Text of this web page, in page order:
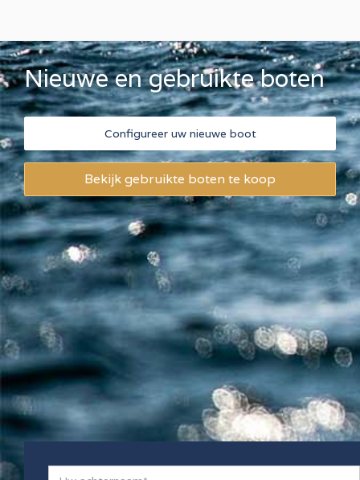
Nieuwe en gebruikte boten
Configureer uw nieuwe boot
Bekijk gebruikte boten te koop